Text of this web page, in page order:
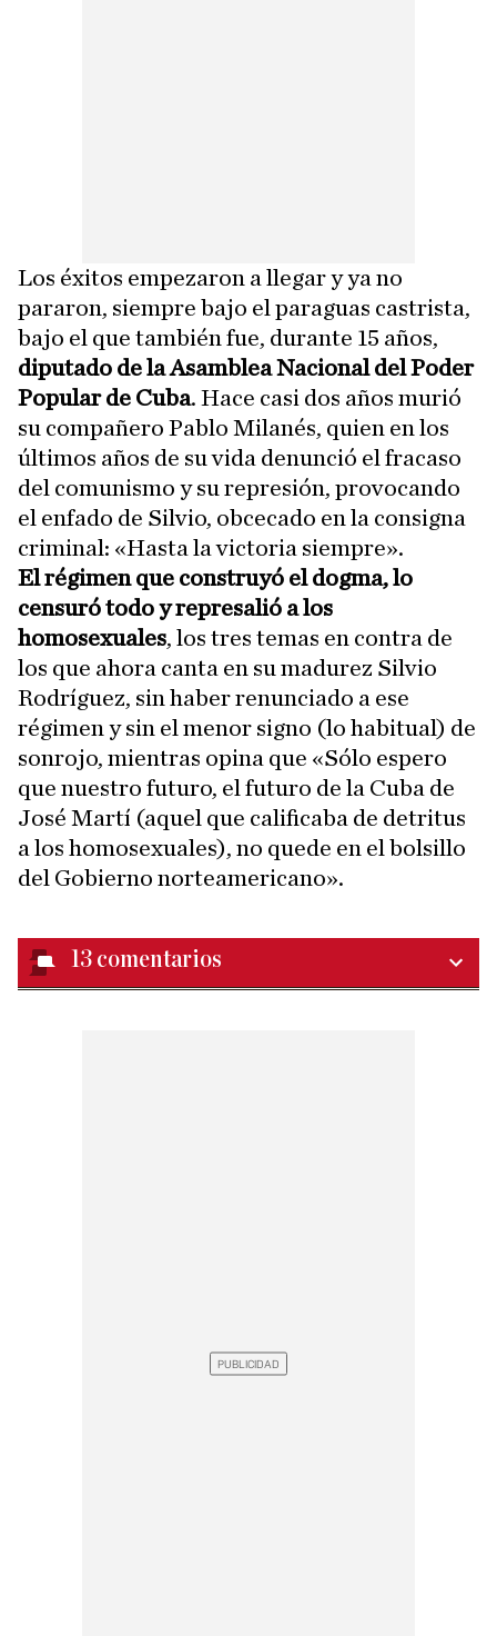
Los éxitos empezaron a llegar y ya no
pararon, siempre bajo el paraguas castrista,
bajo el que también fue, durante 15 años,
diputado de la Asamblea Nacional del Poder
Popular de Cuba. Hace casi dos años murió
su compañero Pablo Milanés, quien en los
últimos años de su vida denunció el fracaso
del comunismo y su represión, provocando
el enfado de Silvio, obcecado en la consigna
criminal: «Hasta la victoria siempre».
El régimen que construyó el dogma, lo
censuró todo y represalió a los
homosexuales, los tres temas en contra de
los que ahora canta en su madurez Silvio
Rodríguez, sin haber renunciado a ese
régimen y sin el menor signo (lo habitual) de
sonrojo, mientras opina que «Sólo espero
que nuestro futuro, el futuro de la Cuba de
José Martí (aquel que calificaba de detritus
a los homosexuales), no quede en el bolsillo
del Gobierno norteamericano».
13 comentarios